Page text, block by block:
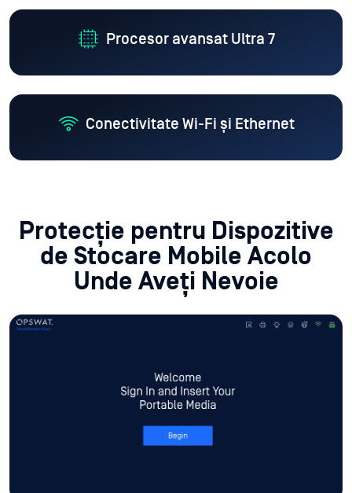
Procesor avansat Ultra 7
Conectivitate Wi-Fi și Ethernet
Protecție pentru Dispozitive
de Stocare Mobile Acolo
Unde Aveți Nevoie
pentru implementarea dvs. cu un sistem de operare
pre-hardened, software MetaDefender Kiosk pre-
instalat, Ethernet, Wi-Fi și orice accesorii necesare.